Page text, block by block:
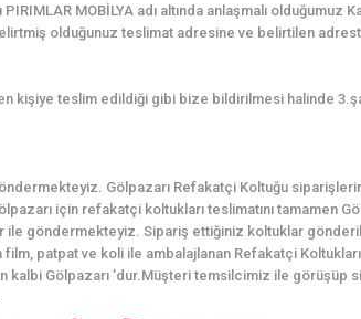
MOBİLYA adı altında anlaşmalı olduğumuz
olduğunuz teslimat adresine ve belirtilen
kişiye teslim edildiği gibi bize bildirilmesi halinde
Gölpazarı Refakatçi Koltuğu
için refakatçi koltukları teslimatını tamamen
ile göndermekteyiz. Sipariş ettiğiniz koltuklar
patpat ve koli ile ambalajlanan Refakatçi Koltukları
kalbi Gölpazarı ’dur.Müşteri temsilcimiz ile görüşüp